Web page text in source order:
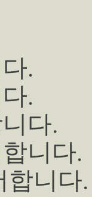
.
.
다.
니다.
합니다.